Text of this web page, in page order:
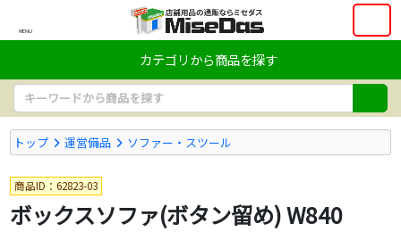
MENU
カテゴリから商品を探す
トップ 運営備品 ソファー・スツール
商品ID：62823-03
ボックスソファ(ボタン留め) W840